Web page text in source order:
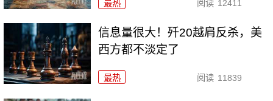
最热 阅读 12411
信息量很大！歼20越肩反杀，美
西方都不淡定了
最热 阅读 11839